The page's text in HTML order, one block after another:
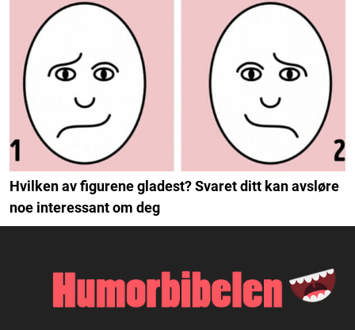
Hvilken av figurene gladest? Svaret ditt kan avsløre
noe interessant om deg